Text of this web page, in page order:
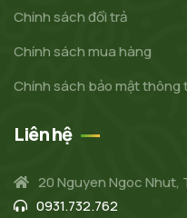
Chính sách đổi trả
Chính sách mua hàng
Chính sách bảo mật thông
Liên hệ
20 Nguyen Ngoc Nhut,
0931.732.762